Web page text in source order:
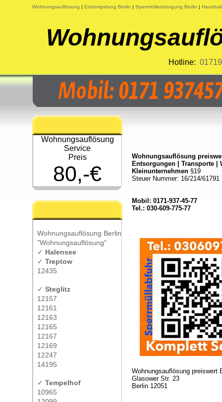
Wohnungsauflösung | Entrümpelung Berlin | Sperrmüllentsorgung Berlin |
Hotline:
Wohnungsauflösung
Service
Preis
80,-€
Wohnungsauflösung Berlin
"Wohnungsauflösung"
✓ Halensee
✓ Treptow
12435
✓ Steglitz
12157
12161
12163
12165
12167
12169
12247
14195
✓ Tempelhof
10965
Wohnungsauflösung
Entsorgungen | Transporte
Kleinunternehmen §19
Steuer Nummer: 16/214/61791
Mobil: 0171-937-45-77
Tel.: 030-609-775-77
Wohnungsauflösung preiswert
Glasower Str. 23
Berlin 12051